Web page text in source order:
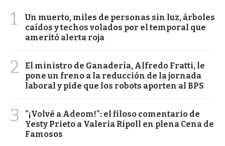
1
Un muerto, miles de personas sin luz, árboles
caídos y techos volados por el temporal que
ameritó alerta roja
2
El ministro de Ganadería, Alfredo Fratti, le
pone un freno a la reducción de la jornada
laboral y pide que los robots aporten al BPS
3
"¡Volvé a Adeom!": el filoso comentario de
Yesty Prieto a Valeria Ripoll en plena Cena de
Famosos